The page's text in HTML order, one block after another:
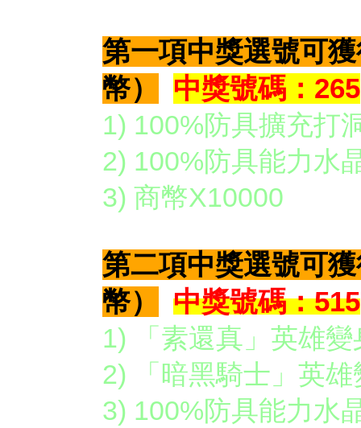
第一項中獎選號可
幣） 中獎號碼： 265
1) 100%防具擴充打
2) 100%防具能力水
3) 商幣X10000
第二項中獎選號可
幣）
中獎號碼：515
1) 「素還真」英雄
2) 「暗黑騎士」英
3) 100%防具能力水